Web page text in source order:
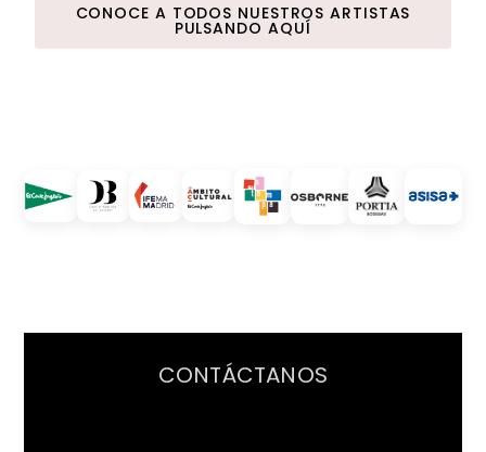
CONOCE A TODOS NUESTROS ARTISTAS
PULSANDO AQUÍ
CONTÁCTANOS